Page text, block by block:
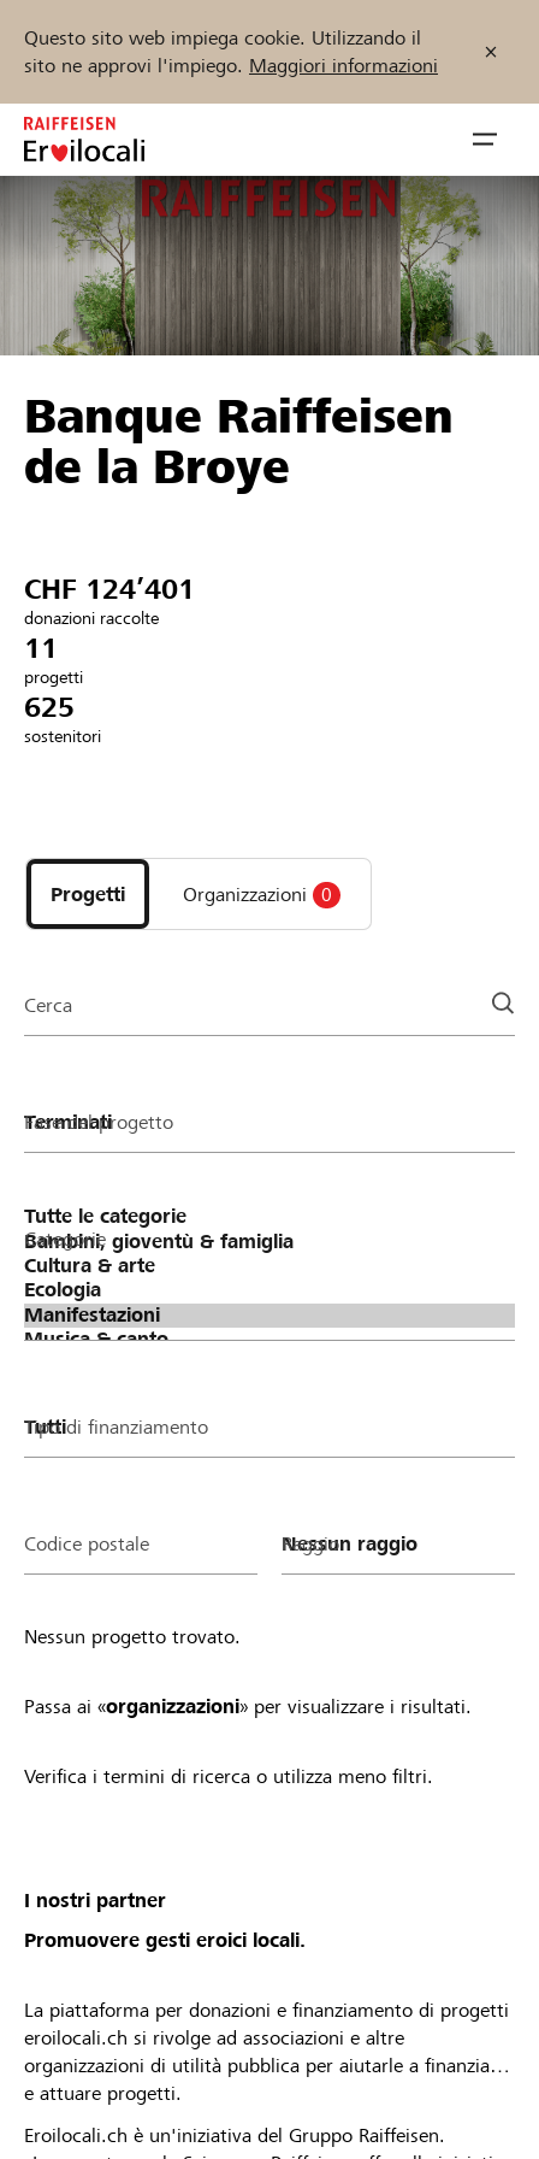
Questo sito web impiega cookie. Utilizzando il
sito ne approvi l'impiego. Maggiori informazioni
Zum
Inhalt
springen
öffnen
Sostenere
Aiuto & supporto
Collegarsi
Trova progetti e organizzazioni
Inizia ora
DE FR IT
Banque Raiffeisen
de la Broye
CHF 124’401
donazioni raccolte
11
progetti
625
sostenitori
i
progetti
e
della
Progetti Organizzazioni 0
Cerca
Fase del progetto
Categorie
Tipo di finanziamento
Codice postale Raggio
Nessun progetto trovato.
Passa ai «organizzazioni» per visualizzare i risultati.
Verifica i termini di ricerca o utilizza meno filtri.
I nostri partner
Promuovere gesti eroici locali.
La piattaforma per donazioni e finanziamento di progetti
eroilocali.ch si rivolge ad associazioni e altre
organizzazioni di utilità pubblica per aiutarle a finanziare
e attuare progetti.
Eroilocali.ch è un'iniziativa del Gruppo Raiffeisen.